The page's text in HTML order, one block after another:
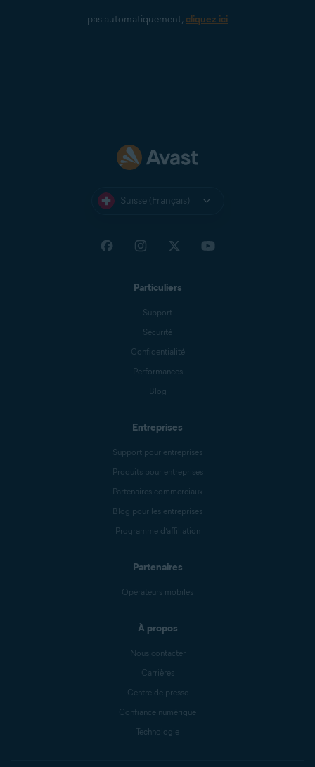
pas automatiquement, cliquez ici
Suisse (Français)
Particuliers
Support
Sécurité
Confidentialité
Performances
Blog
Entreprises
Support pour entreprises
Produits pour entreprises
Partenaires commerciaux
Blog pour les entreprises
Programme d’affiliation
Partenaires
Opérateurs mobiles
À propos
Nous contacter
Carrières
Centre de presse
Confiance numérique
Technologie